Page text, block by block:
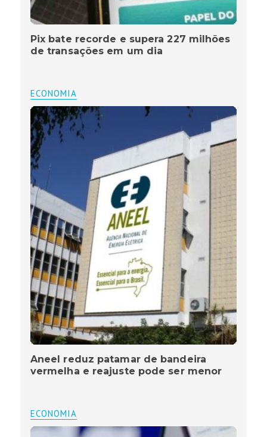
Pix bate recorde e supera 227 milhões
de transações em um dia
ECONOMIA
Aneel reduz patamar de bandeira
vermelha e reajuste pode ser menor
ECONOMIA